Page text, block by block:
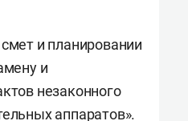
и планировании
и
незаконного
аппаратов».